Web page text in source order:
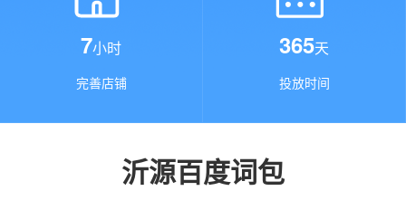
7小时
完善店铺
365天
投放时间
沂源百度词包